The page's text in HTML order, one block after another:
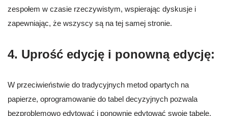
zespołem w czasie rzeczywistym, wspierając dyskusje i
zapewniając, że wszyscy są na tej samej stronie.
4. Uprość edycję i ponowną edycję:
W przeciwieństwie do tradycyjnych metod opartych na
papierze, oprogramowanie do tabel decyzyjnych pozwala
bezproblemowo edytować i ponownie edytować swoje tabele.